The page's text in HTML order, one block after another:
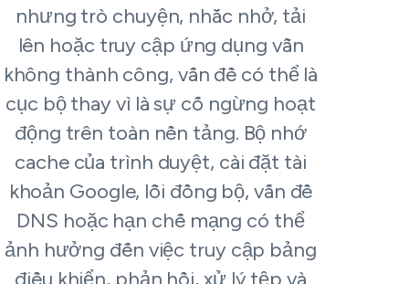
nhưng trò chuyện, nhắc nhở, tải
lên hoặc truy cập ứng dụng vẫn
không thành công, vấn đề có thể là
cục bộ thay vì là sự cố ngừng hoạt
động trên toàn nền tảng. Bộ nhớ
cache của trình duyệt, cài đặt tài
khoản Google, lỗi đồng bộ, vấn đề
DNS hoặc hạn chế mạng có thể
ảnh hưởng đến việc truy cập bảng
điều khiển, phản hồi, xử lý tệp và